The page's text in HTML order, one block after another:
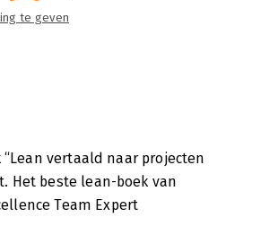
te geven
vertaald naar projecten
Het beste lean-boek van
Team Expert